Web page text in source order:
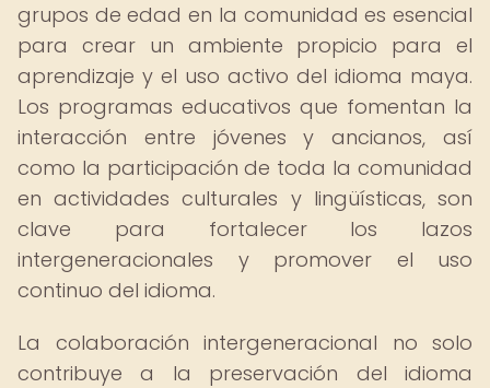
grupos de edad en la comunidad es esencial
para crear un ambiente propicio para el
aprendizaje y el uso activo del idioma maya.
Los programas educativos que fomentan la
interacción entre jóvenes y ancianos, así
como la participación de toda la comunidad
en actividades culturales y lingüísticas, son
clave para fortalecer los lazos
intergeneracionales y promover el uso
continuo del idioma.
La colaboración intergeneracional no solo
contribuye a la preservación del idioma